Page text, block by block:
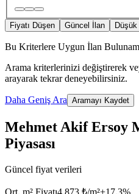
Fiyatı Düşen Güncel İlan
Bu Kriterlere Uygun İlan
Arama kriterlerinizi değiştirerek
arayarak tekrar deneyebilirsiniz.
Daha Geniş Ara Aramayı Kaydet
Mehmet Akif Ersoy
Piyasası
Güncel fiyat verileri
Ort. m² Fiyatı4.873 ₺/m²+17.3%